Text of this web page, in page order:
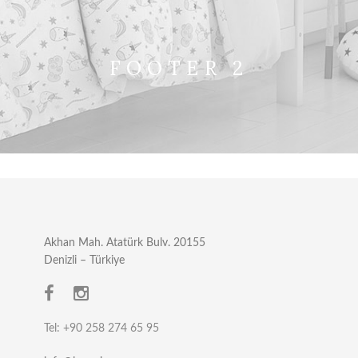
FOOTER 2
Akhan Mah. Atatürk Bulv. 20155
Denizli – Türkiye
Tel: +90 258 274 65 95